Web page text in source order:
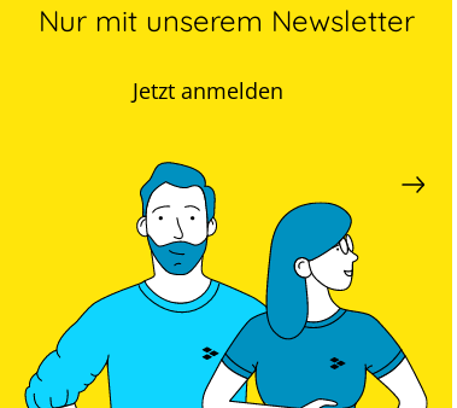
Nur mit unserem Newsletter
Jetzt anmelden